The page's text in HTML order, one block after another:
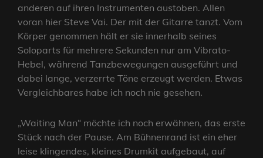
anderen auf ihren Instrumenten austoben. Allen
voran hier Steve Vai. Der mit der Gitarre tanzt. Vom
Körper genommen hält er sie innerhalb seines
Soloparts für mehrere Sekunden nur am Vibrato-
Hebel, während Tanzbewegungen ausgeführt und
dabei lange, verzerrte Töne erzeugt werden. Etwas
Vergleichbares habe ich noch nie gesehen.
„Waiting Man“ möchte ich noch erwähnen, das erste
Stück nach der Pause. Am Bühnenrand ist ein eher
leise klingendes, kleines Drumkit aufgebaut, auf